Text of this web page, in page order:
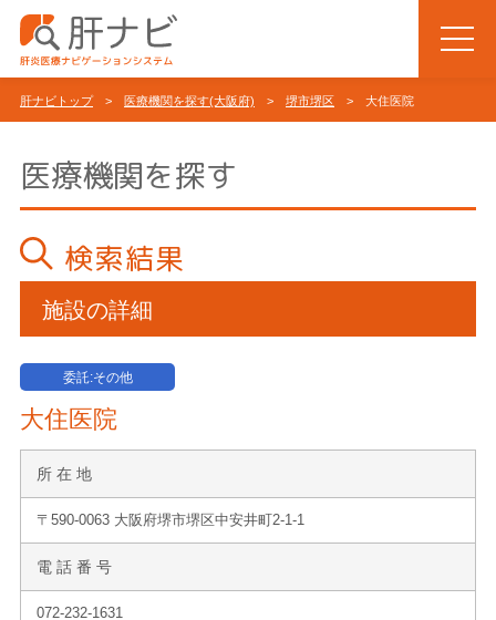
肝ナビトップ> 医療機関を探す(大阪府) > 堺市堺区 > 大住医院
医療機関を探す
検索結果
施設の詳細
委託:その他
大住医院
所 在 地
〒590-0063 大阪府堺市堺区中安井町2-1-1
電 話 番 号
072-232-1631